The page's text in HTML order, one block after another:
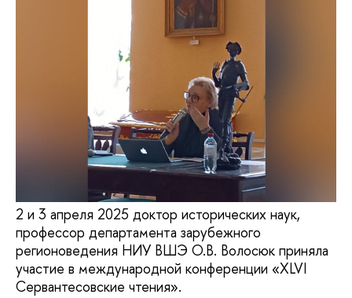
2 и 3 апреля 2025 доктор исторических наук,
профессор департамента зарубежного
регионоведения НИУ ВШЭ О.В. Волосюк приняла
участие в международной конференции «XLVI
Сервантесовские чтения».